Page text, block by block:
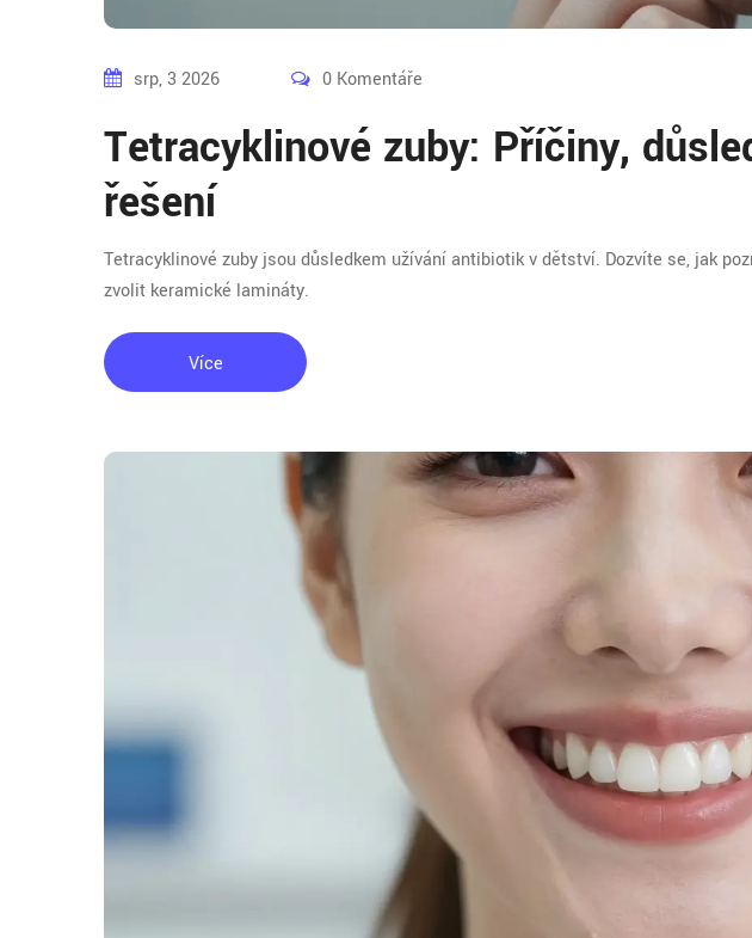
srp, 3 2026 0 Komentáře
Tetracyklinové zuby: Příčiny,
řešení
Tetracyklinové zuby jsou důsledkem užívání antibiotik v dětství. Dozvíte se, jak
zvolit keramické lamináty.
Více